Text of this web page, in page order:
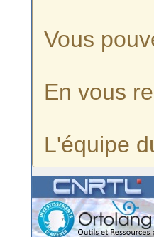
Vous
En vous
L'équipe